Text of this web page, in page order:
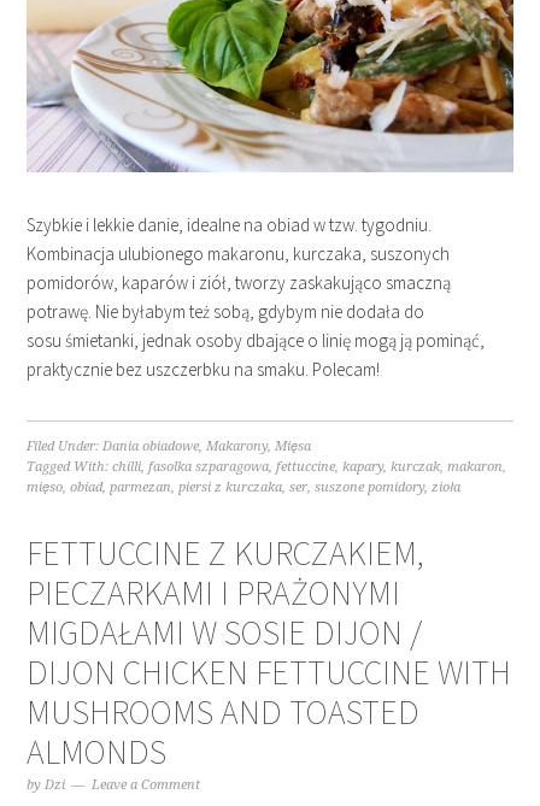
Szybkie i lekkie danie, idealne na obiad w tzw. tygodniu.
Kombinacja ulubionego makaronu, kurczaka, suszonych
pomidorów, kaparów i ziół, tworzy zaskakująco smaczną
potrawę. Nie byłabym też sobą, gdybym nie dodała do
sosu śmietanki, jednak osoby dbające o linię mogą ją pominąć,
praktycznie bez uszczerbku na smaku. Polecam!
Filed Under:Dania obiadowe,Makarony,Mięsa
Tagged With:chilli,fasolka szparagowa,fettuccine,kapary,kurczak,makaron,
mięso,obiad,parmezan,piersi z kurczaka,ser,suszone pomidory,zioła
FETTUCCINE Z KURCZAKIEM,
PIECZARKAMI I PRAŻONYMI
MIGDAŁAMI W SOSIE DIJON /
DIJON CHICKEN FETTUCCINE WITH
MUSHROOMS AND TOASTED
ALMONDS
byDzi Leave a Comment